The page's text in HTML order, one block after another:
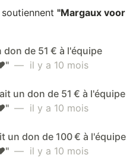
"Margaux voor
don de 51 € à l'équipe
— il y a 10 mois
un don de 51 € à l'équipe
— il y a 10 mois
un don de 100 € à l'équipe
— il y a 10 mois